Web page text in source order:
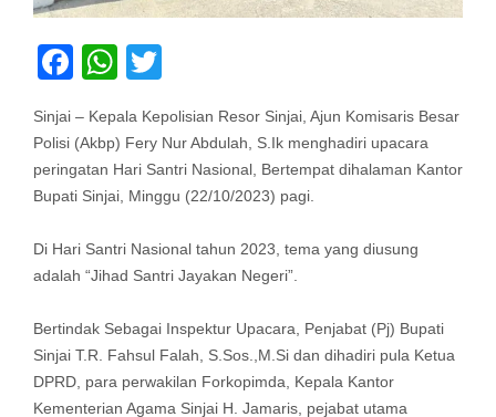
Facebook
WhatsApp
Sinjai – Kepala Kepolisian Resor Sinjai, Ajun Komisaris Besar
Polisi (Akbp) Fery Nur Abdulah, S.Ik menghadiri upacara
peringatan Hari Santri Nasional, Bertempat dihalaman Kantor
Bupati Sinjai, Minggu (22/10/2023) pagi.
Di Hari Santri Nasional tahun 2023, tema yang diusung
adalah “Jihad Santri Jayakan Negeri”.
Bertindak Sebagai Inspektur Upacara, Penjabat (Pj) Bupati
Sinjai T.R. Fahsul Falah, S.Sos.,M.Si dan dihadiri pula Ketua
DPRD, para perwakilan Forkopimda, Kepala Kantor
Kementerian Agama Sinjai H. Jamaris, pejabat utama